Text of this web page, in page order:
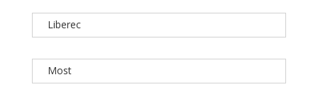
Liberec
Most